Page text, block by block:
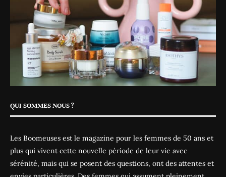
QUI SOMMES NOUS ?
Les Boomeuses est le magazine pour les femmes de 50 ans et
plus qui vivent cette nouvelle période de leur vie avec
sérénité, mais qui se posent des questions, ont des attentes et